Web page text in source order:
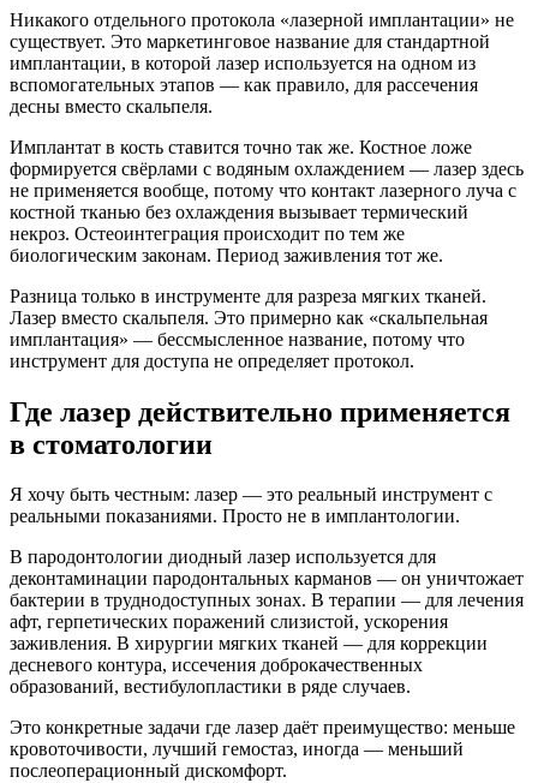
Никакого отдельного протокола «лазерной имплантации» не
существует. Это маркетинговое название для стандартной
имплантации, в которой лазер используется на одном из
вспомогательных этапов — как правило, для рассечения
десны вместо скальпеля.
Имплантат в кость ставится точно так же. Костное ложе
формируется свёрлами с водяным охлаждением — лазер здесь
не применяется вообще, потому что контакт лазерного луча с
костной тканью без охлаждения вызывает термический
некроз. Остеоинтеграция происходит по тем же
биологическим законам. Период заживления тот же.
Разница только в инструменте для разреза мягких тканей.
Лазер вместо скальпеля. Это примерно как «скальпельная
имплантация» — бессмысленное название, потому что
инструмент для доступа не определяет протокол.
Где лазер действительно применяется
в стоматологии
Я хочу быть честным: лазер — это реальный инструмент с
реальными показаниями. Просто не в имплантологии.
В пародонтологии диодный лазер используется для
деконтаминации пародонтальных карманов — он уничтожает
бактерии в труднодоступных зонах. В терапии — для лечения
афт, герпетических поражений слизистой, ускорения
заживления. В хирургии мягких тканей — для коррекции
десневого контура, иссечения доброкачественных
образований, вестибулопластики в ряде случаев.
Это конкретные задачи где лазер даёт преимущество: меньше
кровоточивости, лучший гемостаз, иногда — меньший
послеоперационный дискомфорт.